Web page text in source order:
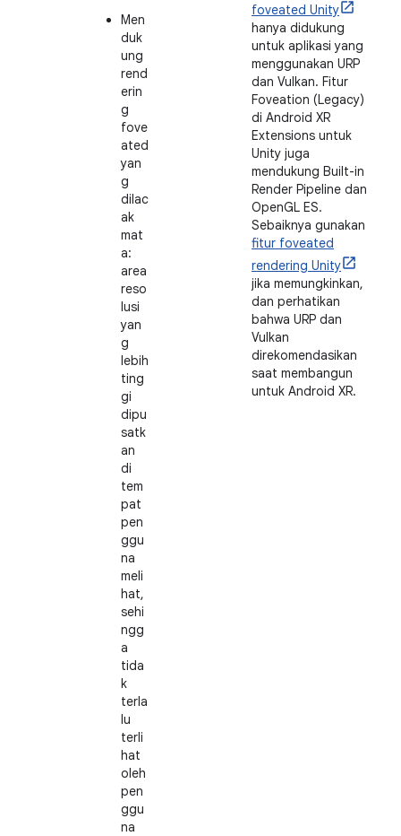
Men
duk
ung
rend
erin
g
fove
ated
yan
g
dilac
ak
mat
a:
area
reso
lusi
yan
g
lebih
ting
gi
dipu
satk
an
di
tem
pat
pen
ggu
na
meli
hat,
sehi
ngg
a
tida
k
terla
lu
terli
hat
oleh
pen
ggu
na
foveated Unity
hanya didukung
untuk aplikasi yang
menggunakan URP
dan Vulkan. Fitur
Foveation (Legacy)
di Android XR
Extensions untuk
Unity juga
mendukung Built-in
Render Pipeline dan
OpenGL ES.
Sebaiknya gunakan
fitur foveated
rendering Unity
jika memungkinkan,
dan perhatikan
bahwa URP dan
Vulkan
direkomendasikan
saat membangun
untuk Android XR.